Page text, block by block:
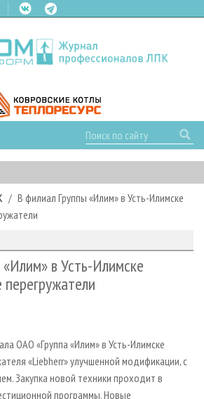
ПЛИТ
В филиал Группы «Илим» в Усть-Илимске
в Усть-Илимске
ОАО «Группа «Илим» в Усть-Илимске
«Liebherr» улучшенной модификации, с
Закупка новой техники проходит в
программы. Новые